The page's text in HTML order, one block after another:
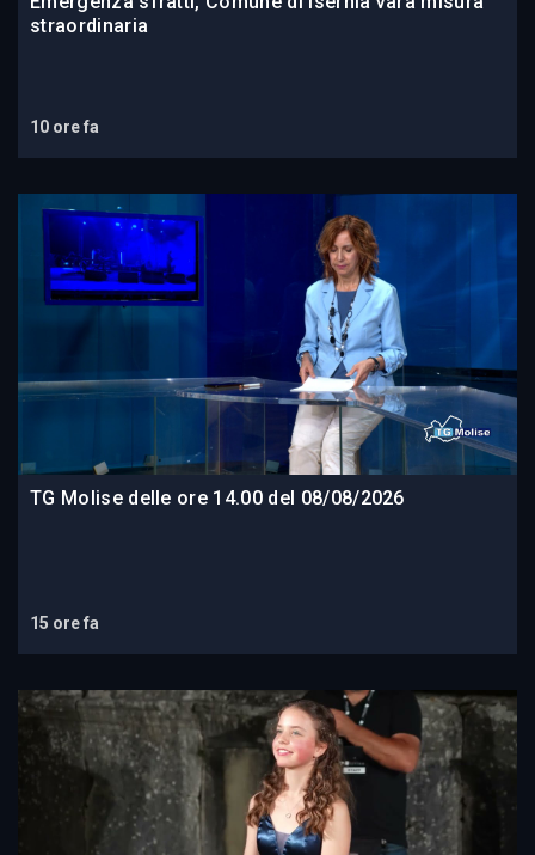
straordinaria
10 ore fa
TG Molise delle ore 14.00 del 08/08/2026
15 ore fa